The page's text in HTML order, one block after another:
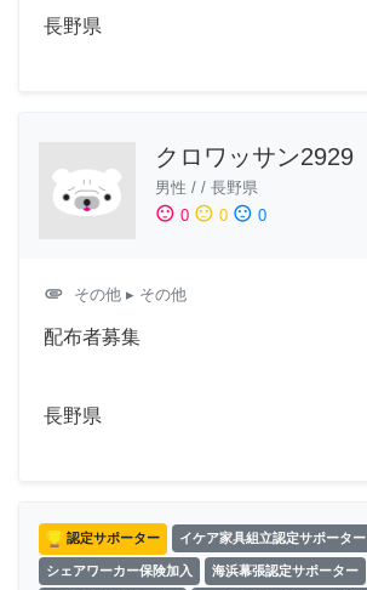
長野県
クロワッサン2929
男性 / / 長野県
sentiment_satisfied 0 sentiment_neutral 0 sentiment_dissatisfied 0
attachment その他 ▸ その他
配布者募集
長野県
認定サポーター イケア家具組立認定サポーター
シェアワーカー保険加入 海浜幕張認定サポーター